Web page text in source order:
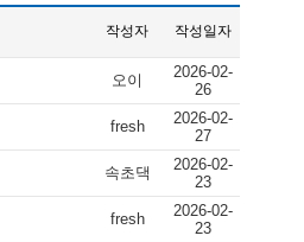
작성자 작성일자
오이
2026-02-
26
fresh
2026-02-
27
속초댁
2026-02-
23
fresh
2026-02-
23